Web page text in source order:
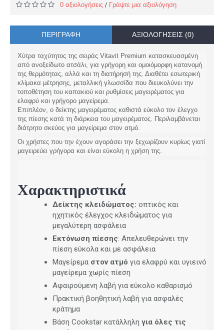
0 αξιολογήσεις / Γράψτε μια αξιολόγηση
ΠΕΡΙΓΡΑΦΉ ΑΞΙΟΛΟΓΉΣΕΙΣ (0)
Χύτρα ταχύτητος της σειράς Vitavit Premium κατασκευασμένη
από ανοξείδωτο ατσάλι, για γρήγορη και ομοιόμορφη κατανομή
της θερμότητας, αλλά και τη διατήρησή της. Διαθέτει εσωτερική
κλίμακα μέτρησης, μεταλλική γλωσσίδα που διευκολύνει την
τοποθέτηση του καπακιού και ρυθμίσεις μαγειρέματος για
ελαφρύ και γρήγορο μαγείρεμα.
Επιπλέον, ο δείκτης μαγειρέματος καθιστά εύκολο τον έλεγχο
της πίεσης κατά τη διάρκεια του μαγειρέματος. Περιλαμβάνεται
διάτρητο σκεύος για μαγείρεμα στον ατμό.
Οι χρήστες που την έχουν αγοράσει την ξεχωρίζουν κυρίως γιατί
μαγειρεύει γρήγορα και είναι εύκολη η χρήση της.
Χαρακτηριστικά
Δείκτης κλειδώματος: οπτικός και
ηχητικός έλεγχος κλειδώματος για
μεγαλύτερη ασφάλεια
Εκτόνωση πίεσης: Απελευθερώνει την
πίεση εύκολα και με ασφάλεια
Μαγείρεμα στον ατμό για ελαφρύ και υγιεινό
μαγείρεμα χωρίς πίεση
Αφαιρούμενη λαβή για εύκολο καθαρισμό
Πρακτική βοηθητική λαβή για ασφαλές
κράτημα
Βάση Cookstar κατάλληλη για όλες τις